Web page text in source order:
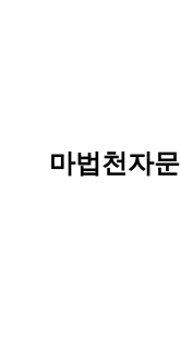
마법천자문